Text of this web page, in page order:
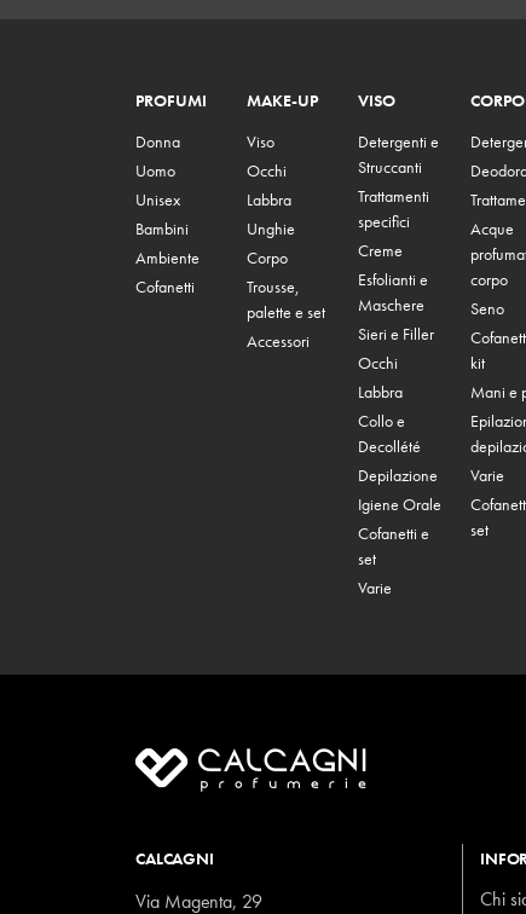
PROFUMI
Donna
Uomo
Unisex
Bambini
Ambiente
Cofanetti
MAKE-UP
Viso
Occhi
Labbra
Unghie
Corpo
Trousse,
palette e set
Accessori
VISO
Detergenti e
Struccanti
Trattamenti
specifici
Creme
Esfolianti e
Maschere
Sieri e Filler
Occhi
Labbra
Collo e
Decollété
Depilazione
Igiene Orale
Cofanetti e
set
Varie
CORPO
Acque
corpo
Seno
kit
Mani e
Varie
set
CALCAGNI
Via Magenta, 29
Chi